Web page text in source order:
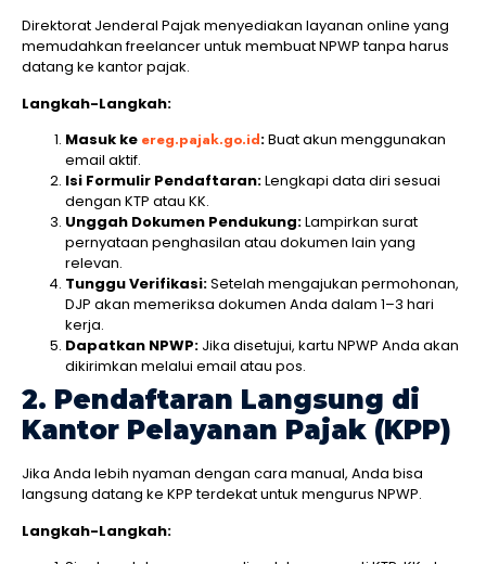
Direktorat Jenderal Pajak menyediakan layanan online yang
memudahkan freelancer untuk membuat NPWP tanpa harus
datang ke kantor pajak.
Langkah-Langkah:
Masuk ke ereg.pajak.go.id:Buat akun menggunakan
email aktif.
Isi Formulir Pendaftaran:Lengkapi data diri sesuai
dengan KTP atau KK.
Unggah Dokumen Pendukung:Lampirkan surat
pernyataan penghasilan atau dokumen lain yang
relevan.
Tunggu Verifikasi:Setelah mengajukan permohonan,
DJP akan memeriksa dokumen Anda dalam 1–3 hari
kerja.
Dapatkan NPWP: Jika disetujui, kartu NPWP Anda akan
dikirimkan melalui email atau pos.
2. Pendaftaran Langsung di
Kantor Pelayanan Pajak (KPP)
Jika Anda lebih nyaman dengan cara manual, Anda bisa
langsung datang ke KPP terdekat untuk mengurus NPWP.
Langkah-Langkah: